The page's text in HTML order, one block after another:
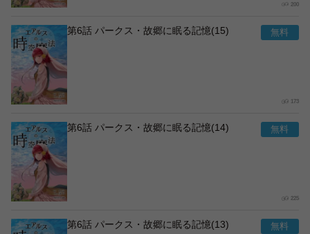
200
第6話 パークス・故郷に眠る記憶(15)
173
第6話 パークス・故郷に眠る記憶(14)
225
第6話 パークス・故郷に眠る記憶(13)